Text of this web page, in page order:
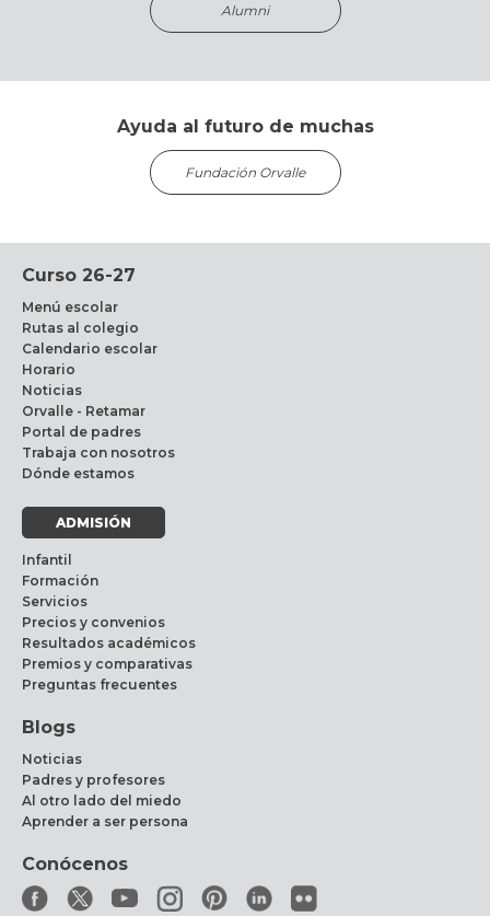
Alumni
Ayuda al futuro de muchas
Fundación Orvalle
Curso 26-27
Menú escolar
Rutas al colegio
Calendario escolar
Horario
Noticias
Orvalle - Retamar
Portal de padres
Trabaja con nosotros
Dónde estamos
ADMISIÓN
Infantil
Formación
Servicios
Precios y convenios
Resultados académicos
Premios y comparativas
Preguntas frecuentes
Blogs
Noticias
Padres y profesores
Al otro lado del miedo
Aprender a ser persona
Conócenos